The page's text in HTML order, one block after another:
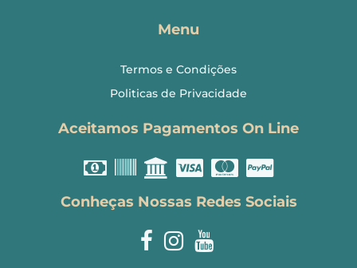
Menu
Termos e Condições
Politicas de Privacidade
Aceitamos Pagamentos On Line
Conheças Nossas Redes Sociais